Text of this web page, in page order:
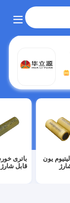
یون
باتری
قابل شارژ